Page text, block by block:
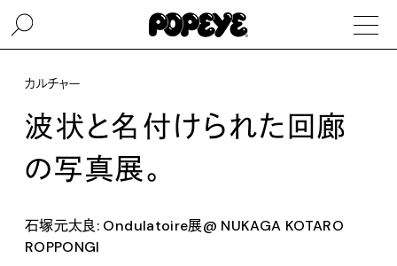
カルチャー
波状と名付けられた回廊
の写真展。
石塚元太良: Ondulatoire展@ NUKAGA KOTARO
ROPPONGI